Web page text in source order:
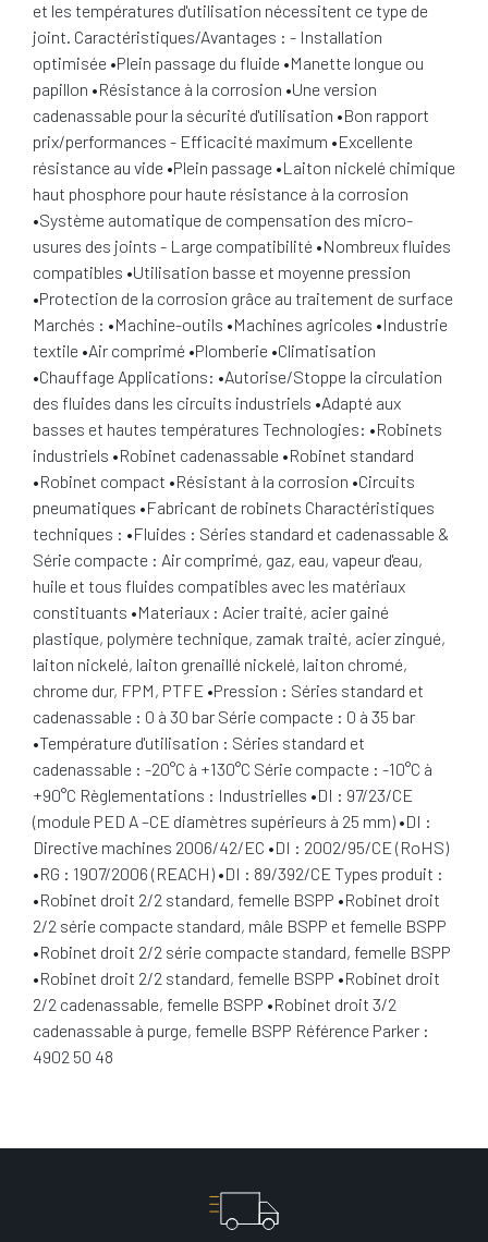
et les températures d'utilisation nécessitent ce type de
joint. Caractéristiques/Avantages : - Installation
optimisée •Plein passage du fluide •Manette longue ou
papillon •Résistance à la corrosion •Une version
cadenassable pour la sécurité d'utilisation •Bon rapport
prix/performances - Efficacité maximum •Excellente
résistance au vide •Plein passage •Laiton nickelé chimique
haut phosphore pour haute résistance à la corrosion
•Système automatique de compensation des micro-
usures des joints - Large compatibilité •Nombreux fluides
compatibles •Utilisation basse et moyenne pression
•Protection de la corrosion grâce au traitement de surface
Marchés : •Machine-outils •Machines agricoles •Industrie
textile •Air comprimé •Plomberie •Climatisation
•Chauffage Applications: •Autorise/Stoppe la circulation
des fluides dans les circuits industriels •Adapté aux
basses et hautes températures Technologies: •Robinets
industriels •Robinet cadenassable •Robinet standard
•Robinet compact •Résistant à la corrosion •Circuits
pneumatiques •Fabricant de robinets Charactéristiques
techniques : •Fluides : Séries standard et cadenassable &
Série compacte : Air comprimé, gaz, eau, vapeur d'eau,
huile et tous fluides compatibles avec les matériaux
constituants •Materiaux : Acier traité, acier gainé
plastique, polymère technique, zamak traité, acier zingué,
laiton nickelé, laiton grenaillé nickelé, laiton chromé,
chrome dur, FPM, PTFE •Pression : Séries standard et
cadenassable : 0 à 30 bar Série compacte : 0 à 35 bar
•Température d'utilisation : Séries standard et
cadenassable : -20°C à +130°C Série compacte : -10°C à
+90°C Règlementations : Industrielles •DI : 97/23/CE
(module PED A –CE diamètres supérieurs à 25 mm) •DI :
Directive machines 2006/42/EC •DI : 2002/95/CE (RoHS)
•RG : 1907/2006 (REACH) •DI : 89/392/CE Types produit :
•Robinet droit 2/2 standard, femelle BSPP •Robinet droit
2/2 série compacte standard, mâle BSPP et femelle BSPP
•Robinet droit 2/2 série compacte standard, femelle BSPP
•Robinet droit 2/2 standard, femelle BSPP •Robinet droit
2/2 cadenassable, femelle BSPP •Robinet droit 3/2
cadenassable à purge, femelle BSPP Référence Parker :
4902 50 48